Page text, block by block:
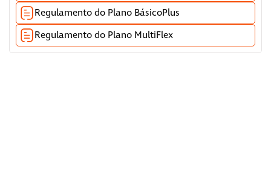
Regulamento do Plano BásicoPlus
Regulamento do Plano MultiFlex